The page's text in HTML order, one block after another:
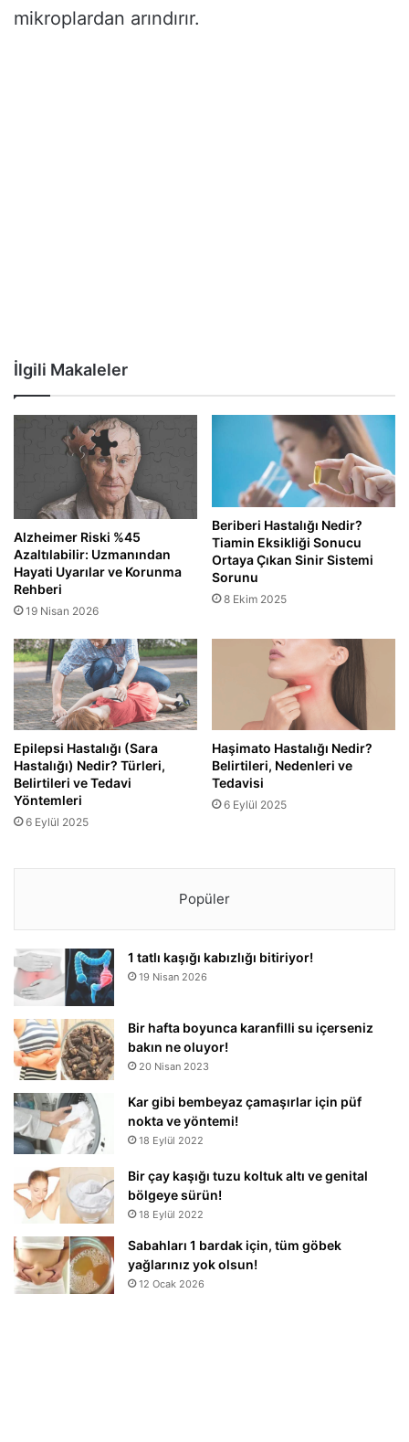
mikroplardan arındırır.
İlgili Makaleler
Alzheimer Riski %45
Azaltılabilir: Uzmanından
Hayati Uyarılar ve Korunma
Rehberi
19 Nisan 2026
Beriberi Hastalığı Nedir?
Tiamin Eksikliği Sonucu
Ortaya Çıkan Sinir Sistemi
Sorunu
8 Ekim 2025
Epilepsi Hastalığı (Sara
Hastalığı) Nedir? Türleri,
Belirtileri ve Tedavi
Yöntemleri
6 Eylül 2025
Haşimato Hastalığı Nedir?
Belirtileri, Nedenleri ve
Tedavisi
6 Eylül 2025
Popüler
1 tatlı kaşığı kabızlığı bitiriyor!
19 Nisan 2026
Bir hafta boyunca karanfilli su içerseniz
bakın ne oluyor!
20 Nisan 2023
Kar gibi bembeyaz çamaşırlar için püf
nokta ve yöntemi!
18 Eylül 2022
Bir çay kaşığı tuzu koltuk altı ve genital
bölgeye sürün!
18 Eylül 2022
Sabahları 1 bardak için, tüm göbek
yağlarınız yok olsun!
12 Ocak 2026